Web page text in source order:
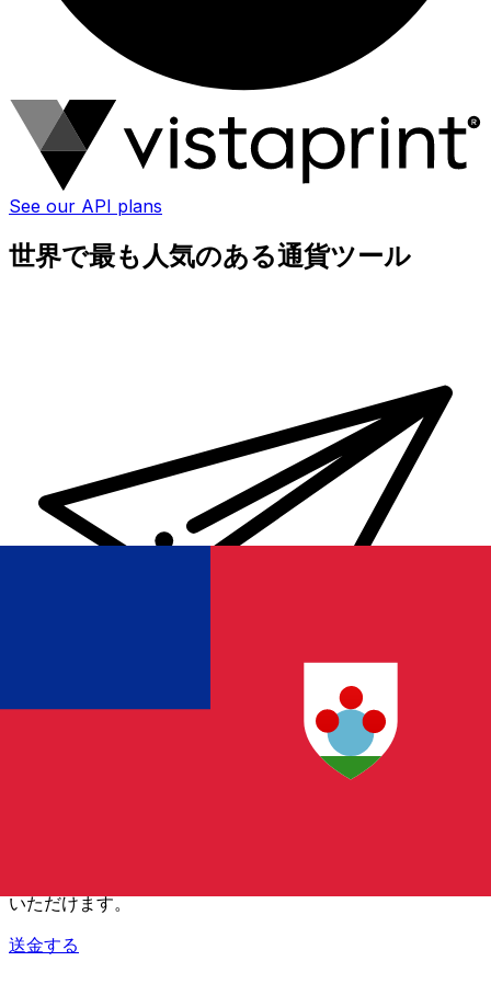
See our API plans
世界で最も人気のある通貨ツール
いただけます。
送金する